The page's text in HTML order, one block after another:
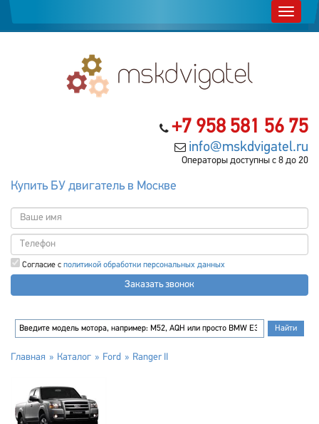
+7 958 581 56 75
info@mskdvigatel.ru
Операторы доступны с 8 до 20
Купить БУ двигатель в Москве
Согласие с политикой обработки персональных данных
Заказать звонок
Главная Каталог Ford Ranger II